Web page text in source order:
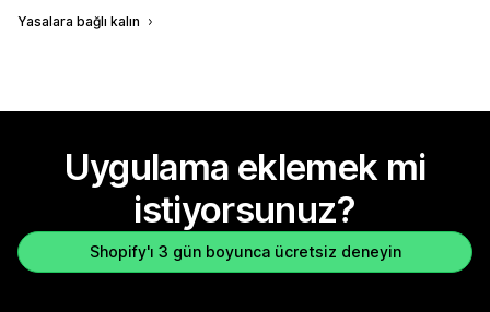
Yasalara bağlı kalın
Uygulama eklemek mi
istiyorsunuz?
Shopify'ı 3 gün boyunca ücretsiz deneyin